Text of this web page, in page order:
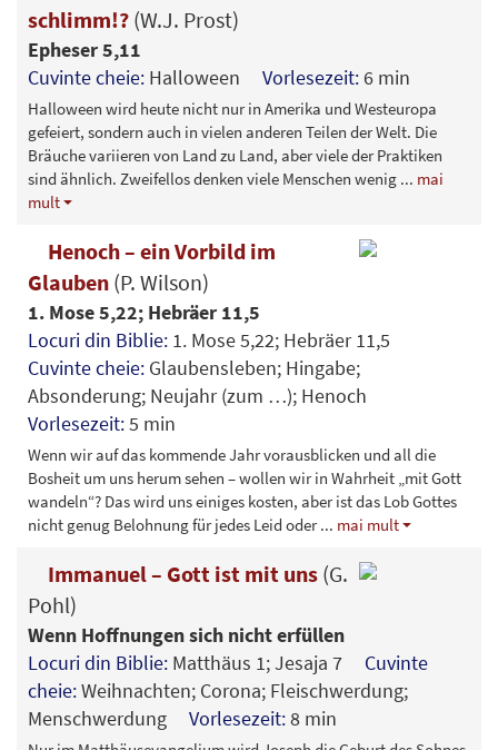
schlimm!? (W.J. Prost)
Epheser 5,11
Cuvinte cheie: Halloween Vorlesezeit: 6 min
Halloween wird heute nicht nur in Amerika und Westeuropa
gefeiert, sondern auch in vielen anderen Teilen der Welt. Die
Bräuche variieren von Land zu Land, aber viele der Praktiken
sind ähnlich. Zweifellos denken viele Menschen wenig ... mai
mult
Henoch – ein Vorbild im
Glauben (P. Wilson)
1. Mose 5,22; Hebräer 11,5
Locuri din Biblie: 1. Mose 5,22; Hebräer 11,5
Cuvinte cheie: Glaubensleben; Hingabe;
Absonderung; Neujahr (zum …); Henoch
Vorlesezeit:5 min
Wenn wir auf das kommende Jahr vorausblicken und all die
Bosheit um uns herum sehen – wollen wir in Wahrheit „mit Gott
wandeln“? Das wird uns einiges kosten, aber ist das Lob Gottes
nicht genug Belohnung für jedes Leid oder... mai mult
Immanuel – Gott ist mit uns (G.
Pohl)
Wenn Hoffnungen sich nicht erfüllen
Locuri din Biblie: Matthäus 1; Jesaja 7 Cuvinte
cheie:Weihnachten; Corona; Fleischwerdung;
Menschwerdung Vorlesezeit:8 min